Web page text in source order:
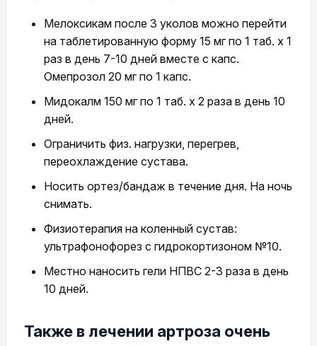
Мелоксикам после 3 уколов можно перейти
на таблетированную форму 15 мг по 1 таб. х 1
раз в день 7-10 дней вместе с капс.
Омепрозол 20 мг по 1 капс.
Мидокалм 150 мг по 1 таб. х 2 раза в день 10
дней.
Ограничить физ. нагрузки, перегрев,
переохлаждение сустава.
Носить ортез/бандаж в течение дня. На ночь
снимать.
Физиотерапия на коленный сустав:
ультрафонофорез с гидрокортизоном №10.
Местно наносить гели НПВС 2-3 раза в день
10 дней.
Также в лечении артроза очень